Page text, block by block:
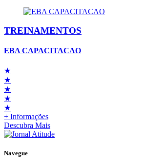
TREINAMENTOS
EBA CAPACITACAO
★
★
★
★
★
+ Informações
Descubra Mais
Navegue